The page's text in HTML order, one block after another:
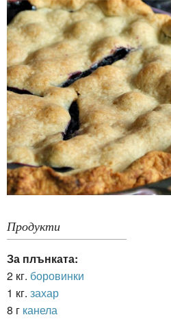
Продукти
За плънката:
2 кг. боровинки
1 кг. захар
8 г канела